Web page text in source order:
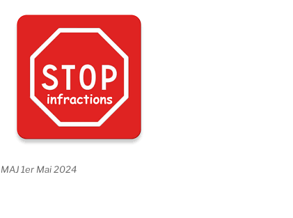
MAJ 1er Mai 2024